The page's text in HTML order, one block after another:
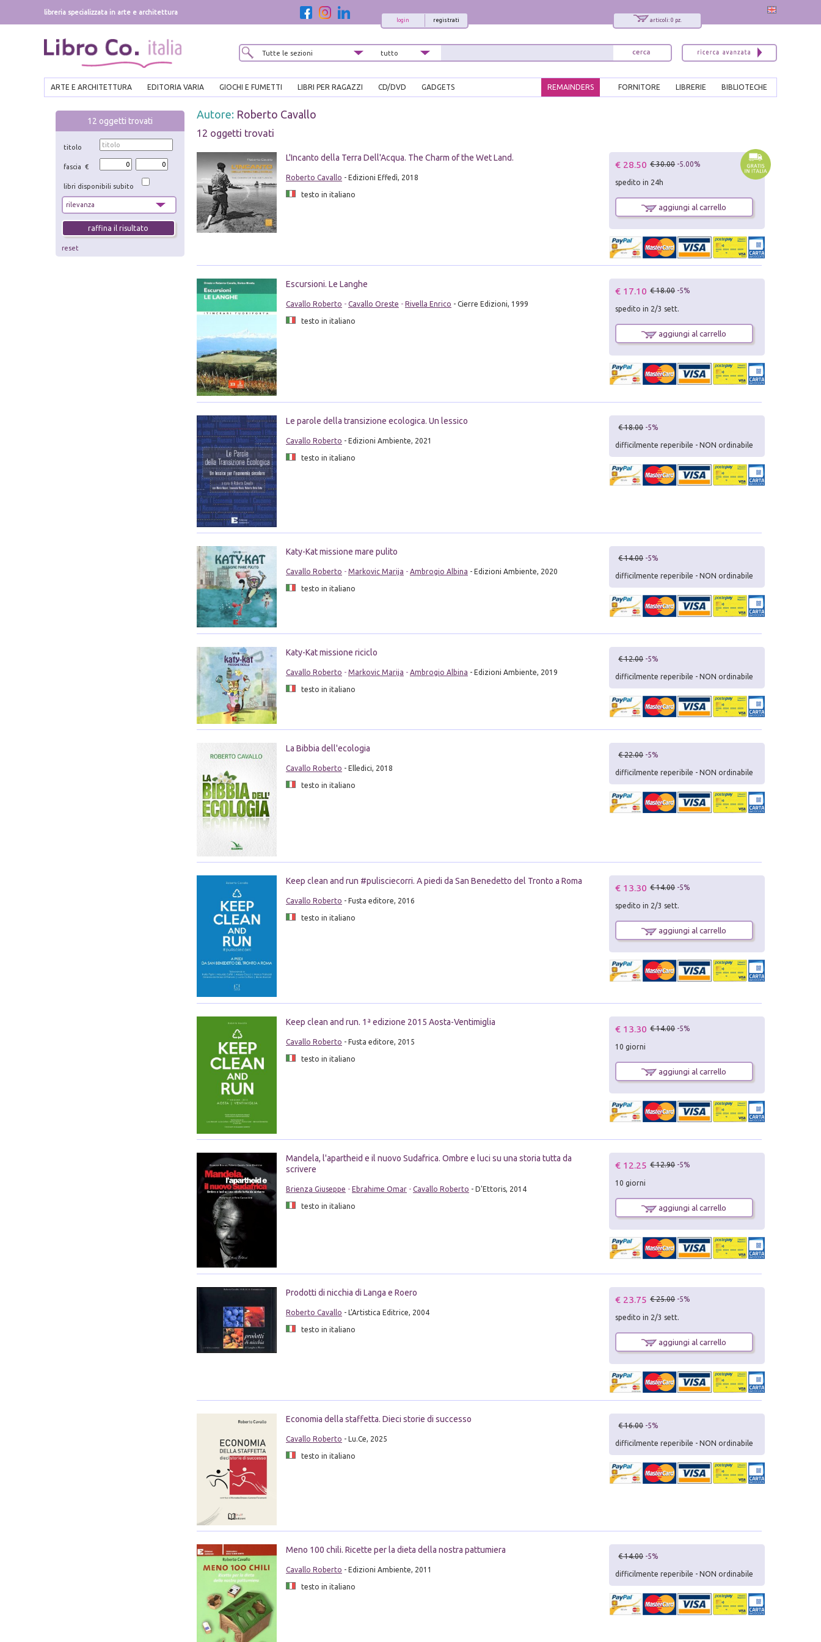
libreria specializzata in arte e architettura
articoli: 0 pz.
registrati
login
ARTE E ARCHITETTURA EDITORIA VARIA GIOCHI E FUMETTI LIBRI PER RAGAZZI CD/DVD GADGETS BIBLIOTECHE
LIBRERIE
FORNITORE
REMAINDERS
12 oggetti trovati
titolo
fascia €
libri disponibili subito
reset
Autore: Roberto Cavallo
12 oggetti trovati
L'Incanto della Terra Dell'Acqua. The Charm of the Wet Land.
Roberto Cavallo - Edizioni Effedì, 2018
testo in italiano
€ 28.50 € 30.00 -5.00%
spedito in 24h
aggiungi al carrello
Escursioni. Le Langhe
Cavallo Roberto - Cavallo Oreste - Rivella Enrico - Cierre Edizioni, 1999
testo in italiano
€ 17.10 € 18.00 -5%
spedito in 2/3 sett.
aggiungi al carrello
Le parole della transizione ecologica. Un lessico
Cavallo Roberto - Edizioni Ambiente, 2021
testo in italiano
€ 18.00 -5%
difficilmente reperibile - NON ordinabile
Katy-Kat missione mare pulito
Cavallo Roberto - Markovic Marija - Ambrogio Albina - Edizioni Ambiente, 2020
testo in italiano
€ 14.00 -5%
difficilmente reperibile - NON ordinabile
Katy-Kat missione riciclo
Cavallo Roberto - Markovic Marija - Ambrogio Albina - Edizioni Ambiente, 2019
testo in italiano
€ 12.00 -5%
difficilmente reperibile - NON ordinabile
La Bibbia dell'ecologia
Cavallo Roberto - Elledici, 2018
testo in italiano
€ 22.00 -5%
difficilmente reperibile - NON ordinabile
Keep clean and run #pulisciecorri. A piedi da San Benedetto del Tronto a Roma
Cavallo Roberto - Fusta editore, 2016
testo in italiano
€ 13.30 € 14.00 -5%
spedito in 2/3 sett.
aggiungi al carrello
Keep clean and run. 1ª edizione 2015 Aosta-Ventimiglia
Cavallo Roberto - Fusta editore, 2015
testo in italiano
€ 13.30 € 14.00 -5%
10 giorni
aggiungi al carrello
Mandela, l'apartheid e il nuovo Sudafrica. Ombre e luci su una storia tutta da
scrivere
Brienza Giuseppe - Ebrahime Omar- Cavallo Roberto - D'Ettoris, 2014
testo in italiano
€ 12.25 € 12.90 -5%
10 giorni
aggiungi al carrello
Prodotti di nicchia di Langa e Roero
Roberto Cavallo - L'Artistica Editrice, 2004
testo in italiano
€ 23.75 € 25.00 -5%
spedito in 2/3 sett.
aggiungi al carrello
Economia della staffetta. Dieci storie di successo
Cavallo Roberto - Lu.Ce, 2025
testo in italiano
€ 16.00 -5%
difficilmente reperibile - NON ordinabile
Meno 100 chili. Ricette per la dieta della nostra pattumiera
Cavallo Roberto - Edizioni Ambiente, 2011
testo in italiano
€ 14.00 -5%
difficilmente reperibile - NON ordinabile